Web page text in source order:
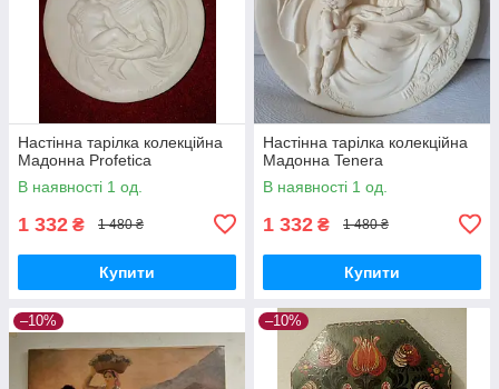
Настінна тарілка колекційна
Мадонна Profetica
В наявності 1 од.
1 332 ₴ 1 480 ₴
Купити
Настінна тарілка колекційна
Мадонна Tenera
В наявності 1 од.
1 332 ₴ 1 480 ₴
Купити
–10% –10%